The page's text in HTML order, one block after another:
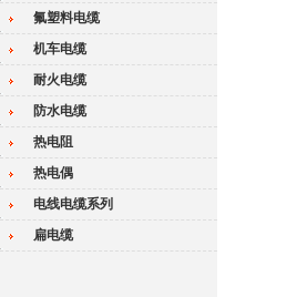
氟塑料电缆
机车电缆
耐火电缆
防水电缆
热电阻
热电偶
电线电缆系列
扁电缆